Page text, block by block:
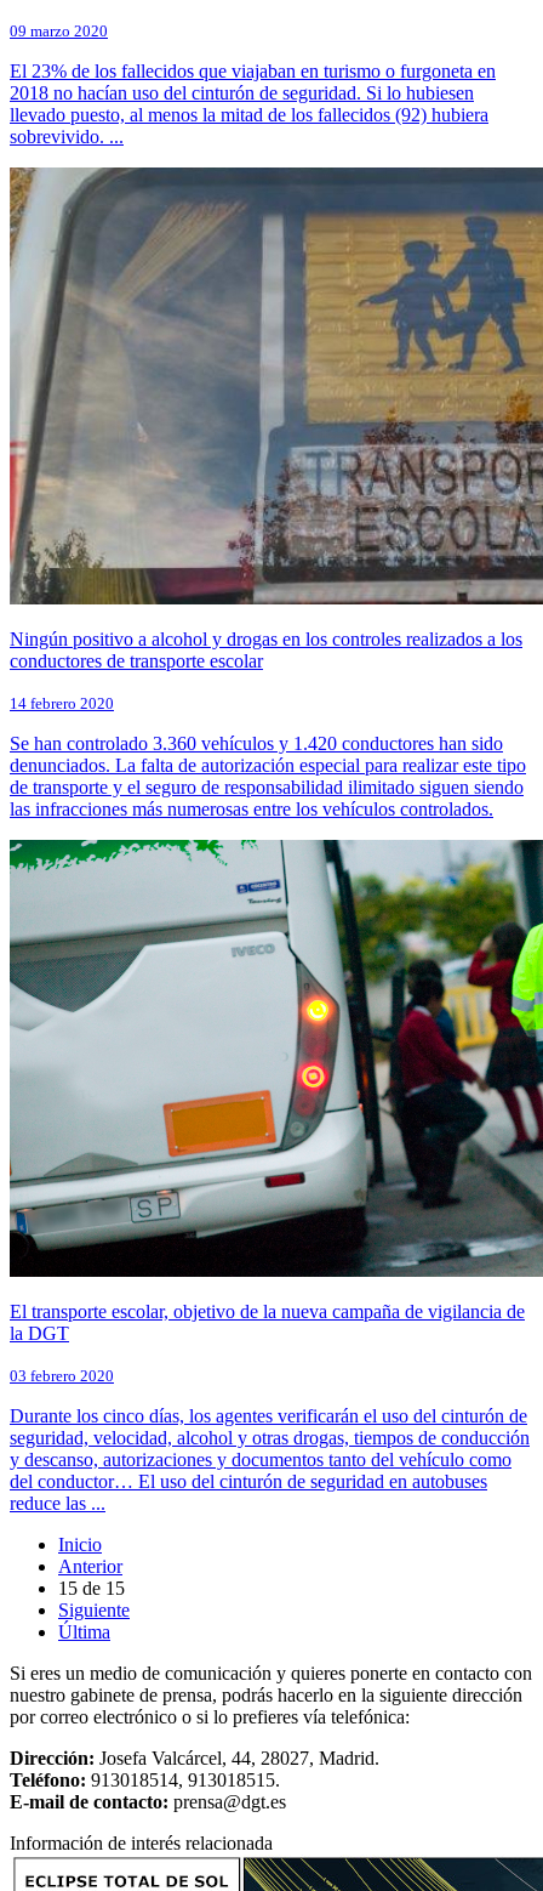
09 marzo 2020
El 23% de los fallecidos que viajaban en turismo o furgoneta en
2018 no hacían uso del cinturón de seguridad. Si lo hubiesen
llevado puesto, al menos la mitad de los fallecidos (92) hubiera
sobrevivido. ...
Ningún positivo a alcohol y drogas en los controles realizados a los
conductores de transporte escolar
14 febrero 2020
Se han controlado 3.360 vehículos y 1.420 conductores han sido
denunciados. La falta de autorización especial para realizar este tipo
de transporte y el seguro de responsabilidad ilimitado siguen siendo
las infracciones más numerosas entre los vehículos controlados.
El transporte escolar, objetivo de la nueva campaña de vigilancia de
la DGT
03 febrero 2020
Durante los cinco días, los agentes verificarán el uso del cinturón de
seguridad, velocidad, alcohol y otras drogas, tiempos de conducción
y descanso, autorizaciones y documentos tanto del vehículo como
del conductor… El uso del cinturón de seguridad en autobuses
reduce las ...
Inicio
Anterior
15 de 15
Siguiente
Última
Si eres un medio de comunicación y quieres ponerte en contacto con
nuestro gabinete de prensa, podrás hacerlo en la siguiente dirección
por correo electrónico o si lo prefieres vía telefónica:
Dirección: Josefa Valcárcel, 44, 28027, Madrid.
Teléfono: 913018514, 913018515.
E-mail de contacto: prensa@dgt.es
Información de interés relacionada